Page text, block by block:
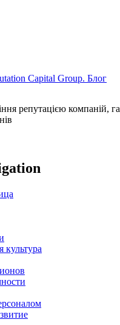
Capital Group. Блог
репутацією компаній,
культура